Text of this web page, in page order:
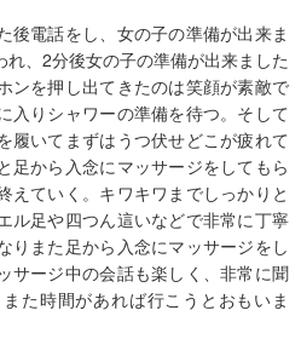
後電話をし、女の子の準備が出来ま
、2分後女の子の準備が出来ました
ンを押し出てきたのは笑顔が素敵で
入りシャワーの準備を待つ。そして
履いてまずはうつ伏せどこが疲れて
足から入念にマッサージをしてもら
えていく。キワキワまでしっかりと
ル足や四つん這いなどで非常に丁寧
りまた足から入念にマッサージをし
サージ中の会話も楽しく、非常に聞
た時間があれば行こうとおもいま